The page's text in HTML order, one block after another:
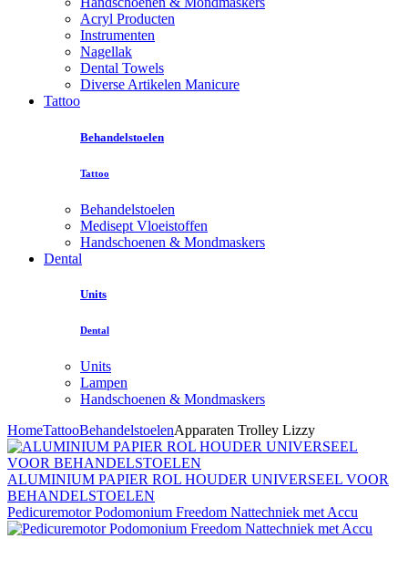
Acryl Producten
Instrumenten
Nagellak
Dental Towels
Diverse Artikelen Manicure
Tattoo
Behandelstoelen
Tattoo
Behandelstoelen
Medisept Vloeistoffen
Handschoenen & Mondmaskers
Dental
Units
Dental
Units
Lampen
Handschoenen & Mondmaskers
HomeTattooBehandelstoelenApparaten Trolley Lizzy
ALUMINIUM PAPIER ROL HOUDER UNIVERSEEL VOOR
BEHANDELSTOELEN
Pedicuremotor Podomonium Freedom Nattechniek met Accu